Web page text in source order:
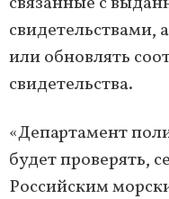
свидетельствами,
или обновлять
свидетельства.
«Департамент
будет проверять,
Российским